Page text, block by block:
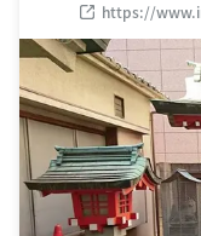
https://
2835997